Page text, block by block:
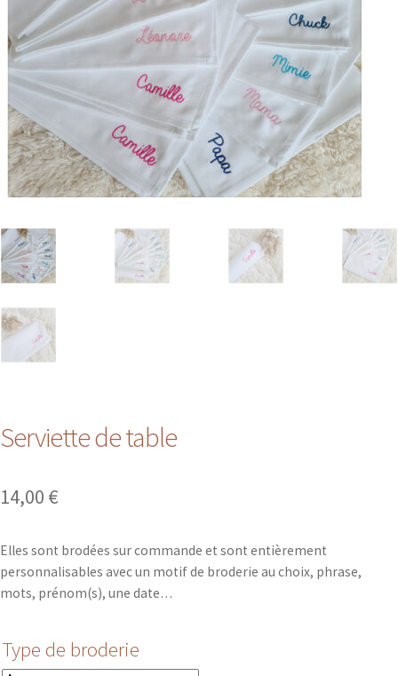
Serviette de table
14,00 €
Elles sont brodées sur commande et sont entièrement
personnalisables avec un motif de broderie au choix, phrase,
mots, prénom(s), une date…
Type de broderie